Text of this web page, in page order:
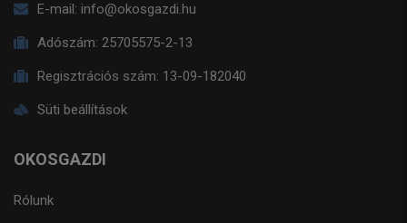
E-mail: info@okosgazdi.hu
Adószám: 25705575-2-13
Regisztrációs szám: 13-09-182040
Süti beállítások
OKOSGAZDI
Rólunk